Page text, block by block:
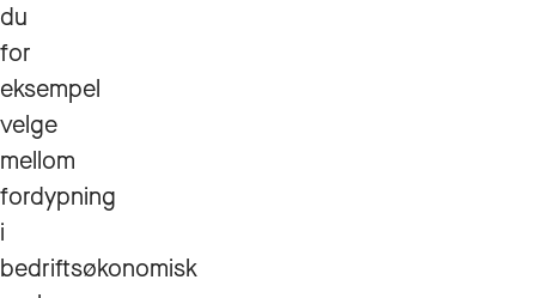
du
for
eksempel
velge
mellom
fordypning
i
bedriftsøkonomisk